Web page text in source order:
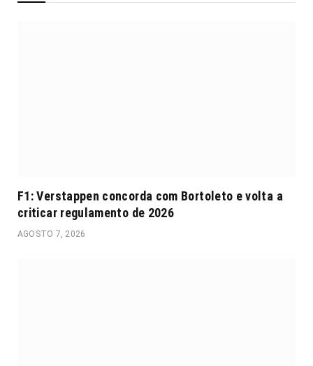
F1: Verstappen concorda com Bortoleto e volta a
criticar regulamento de 2026
AGOSTO 7, 2026